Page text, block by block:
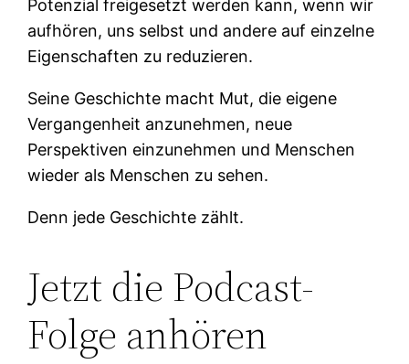
Potenzial freigesetzt werden kann, wenn wir
aufhören, uns selbst und andere auf einzelne
Eigenschaften zu reduzieren.
Seine Geschichte macht Mut, die eigene
Vergangenheit anzunehmen, neue
Perspektiven einzunehmen und Menschen
wieder als Menschen zu sehen.
Denn jede Geschichte zählt.
Jetzt die Podcast-
Folge anhören